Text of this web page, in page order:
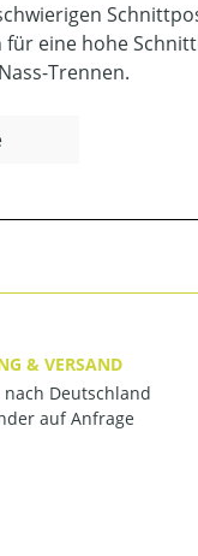
eine hohe
Trennen.
& VERSAND
Deutschland
auf Anfrage